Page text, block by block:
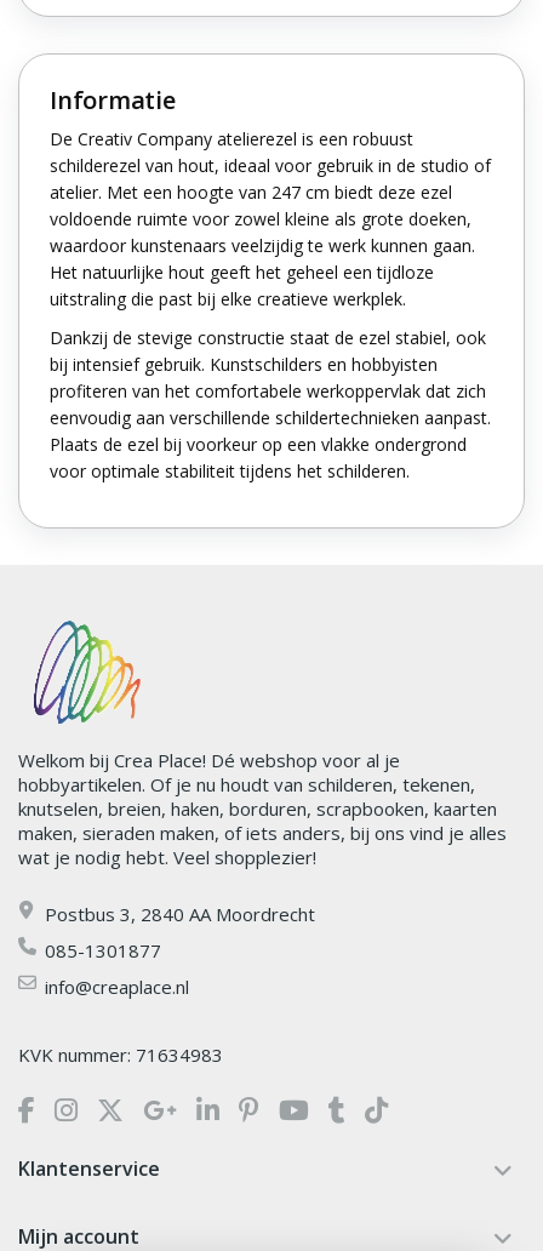
Informatie
De Creativ Company atelierezel is een robuust
schilderezel van hout, ideaal voor gebruik in de studio of
atelier. Met een hoogte van 247 cm biedt deze ezel
voldoende ruimte voor zowel kleine als grote doeken,
waardoor kunstenaars veelzijdig te werk kunnen gaan.
Het natuurlijke hout geeft het geheel een tijdloze
uitstraling die past bij elke creatieve werkplek.
Dankzij de stevige constructie staat de ezel stabiel, ook
bij intensief gebruik. Kunstschilders en hobbyisten
profiteren van het comfortabele werkoppervlak dat zich
eenvoudig aan verschillende schildertechnieken aanpast.
Plaats de ezel bij voorkeur op een vlakke ondergrond
voor optimale stabiliteit tijdens het schilderen.
Welkom bij Crea Place! Dé webshop voor al je
hobbyartikelen. Of je nu houdt van schilderen, tekenen,
knutselen, breien, haken, borduren, scrapbooken, kaarten
maken, sieraden maken, of iets anders, bij ons vind je alles
wat je nodig hebt. Veel shopplezier!
Postbus 3, 2840 AA Moordrecht
085-1301877
info@creaplace.nl
KVK nummer: 71634983
Klantenservice
Mijn account